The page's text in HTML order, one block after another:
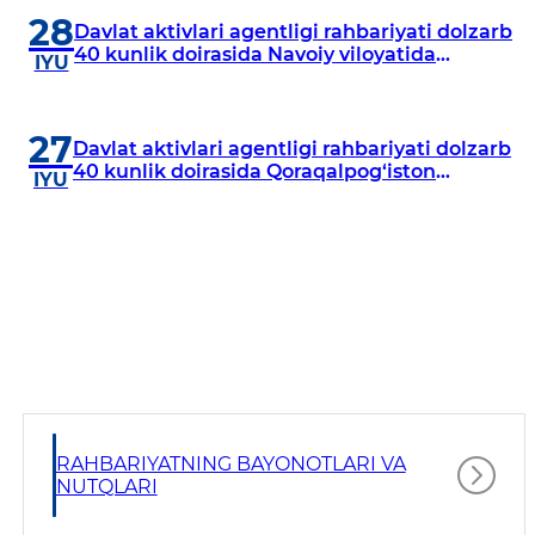
28
IYU
Davlat aktivlari agentligi rahbariyati dolzarb
40 kunlik doirasida Navoiy viloyatida
27
IYU
Davlat aktivlari agentligi rahbariyati dolzarb
40 kunlik doirasida Qoraqalpog‘iston
RAHBARIYATNING BAYONOTLARI VA
NUTQLARI